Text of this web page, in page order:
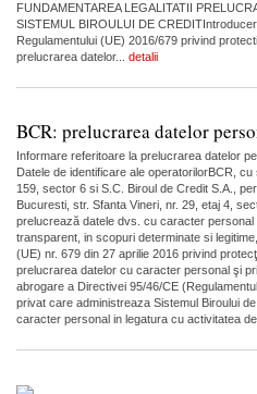
FUNDAMENTAREA LEGALITATII
SISTEMUL BIROULUI DE
Regulamentului (UE) 2016/679 privind
prelucrarea datelor... detalii
BCR: prelucrarea datelor
Informare referitoare la prelucrarea datelor
Datele de identificare ale operatorilorBCR,
159, sector 6 si S.C. Biroul de Credit S.A.,
Bucuresti, str. Sfanta Vineri, nr. 29, etaj 4,
prelucrează datele dvs. cu caracter
transparent, in scopuri determinate si
(UE) nr. 679 din 27 aprilie 2016 privind
prelucrarea datelor cu caracter personal şi
abrogare a Directivei 95/46/CE
privat care administreaza Sistemul Biroului
caracter personal in legatura cu activitatea